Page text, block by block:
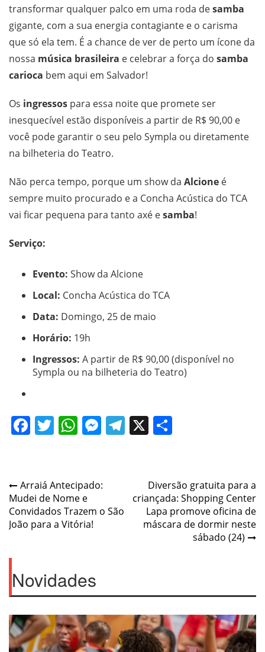
transformar qualquer palco em uma roda desamba
gigante, com a sua energia contagiante e o carisma
que só ela tem. É a chance de ver de perto um ícone da
nossa música brasileira e celebrar a força do samba
carioca bem aqui em Salvador!
Os ingressos para essa noite que promete ser
inesquecível estão disponíveis a partir de R$ 90,00 e
você pode garantir o seu pelo Sympla ou diretamente
na bilheteria do Teatro.
Não perca tempo, porque um show da Alcione é
sempre muito procurado e a Concha Acústica do TCA
vai ficar pequena para tanto axé esamba!
Serviço:
Evento: Show da Alcione
Local: Concha Acústica do TCA
Data: Domingo, 25 de maio
Horário: 19h
Ingressos: A partir de R$ 90,00 (disponível no
Sympla ou na bilheteria do Teatro)
Facebook
Twitter
WhatsApp
Messenger
Telegram
X
Navegação
de
Post
Arraiá Antecipado:
Mudei de Nome e
Convidados Trazem o São
João para a Vitória!
Diversão gratuita para a
criançada: Shopping Center
Lapa promove oficina de
máscara de dormir neste
sábado (24)
Novidades